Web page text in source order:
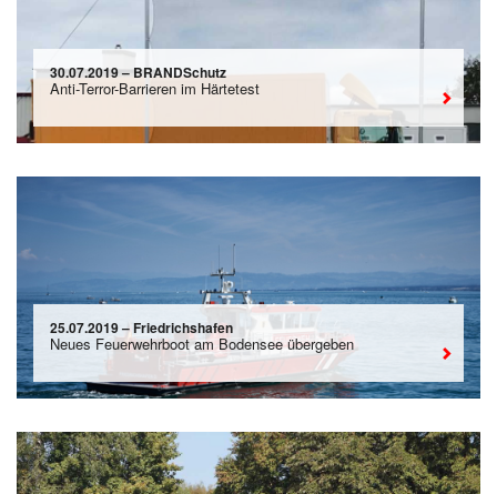
30.07.2019 – BRANDSchutz
Anti-Terror-Barrieren im Härtetest
25.07.2019 – Friedrichshafen
Neues Feuerwehrboot am Bodensee übergeben